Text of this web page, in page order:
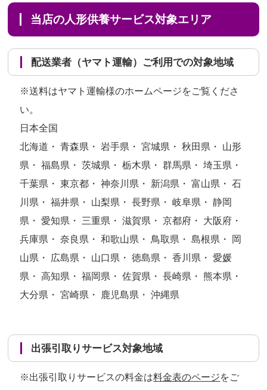
当店の人形供養サービス対象エリア
配送業者（ヤマト運輸）ご利用での対象地域
※送料はヤマト運輸様のホームページをご覧くださ
い。
日本全国
北海道・ 青森県・ 岩手県・ 宮城県・ 秋田県・ 山形
県・ 福島県・ 茨城県・ 栃木県・ 群馬県・ 埼玉県・
千葉県・ 東京都・ 神奈川県・ 新潟県・ 富山県・ 石
川県・ 福井県・ 山梨県・ 長野県・ 岐阜県・ 静岡
県・ 愛知県・ 三重県・ 滋賀県・ 京都府・ 大阪府・
兵庫県・ 奈良県・ 和歌山県・ 鳥取県・ 島根県・ 岡
山県・ 広島県・ 山口県・ 徳島県・ 香川県・ 愛媛
県・ 高知県・ 福岡県・ 佐賀県・ 長崎県・ 熊本県・
大分県・ 宮崎県・ 鹿児島県・ 沖縄県
出張引取りサービス対象地域
※出張引取りサービスの料金は料金表のページをご